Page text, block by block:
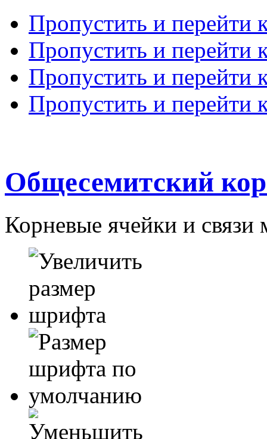
Пропустить и перейти
Пропустить и перейти
Пропустить и перейти
Пропустить и перейти
Общесемитский
Корневые ячейки и